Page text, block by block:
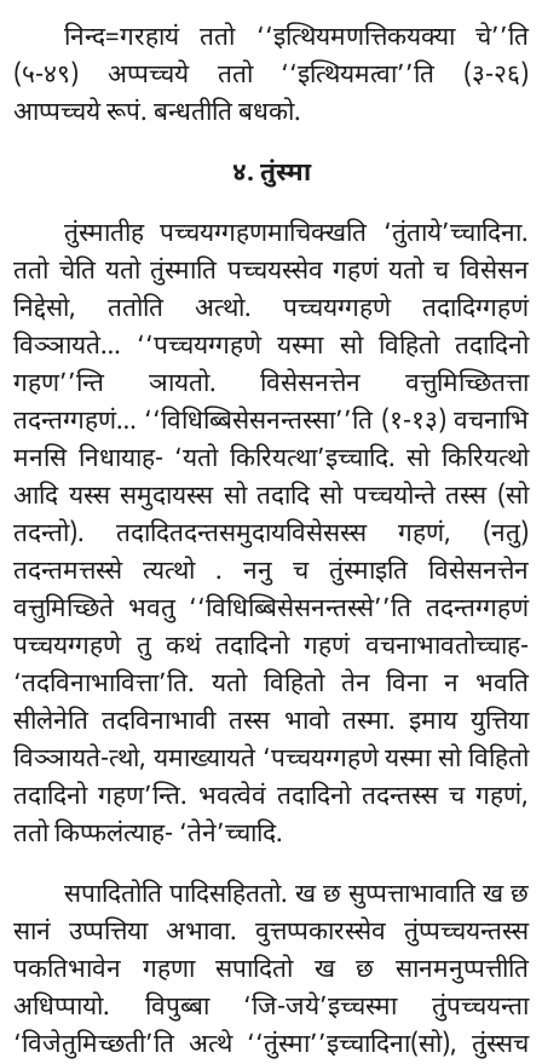
निन्द=गरहायं ततो ‘‘इत्थियमणत्तिकयक्या चे’’ति
(५-४९) अप्पच्चये ततो ‘‘इत्थियमत्वा’’ति (३-२६)
आप्पच्चये रूपं. बन्धतीति बधको.
४. तुंस्मा
तुंस्मातीह पच्चयग्गहणमाचिक्खति ‘तुंताये’च्चादिना.
ततो चेति यतो तुंस्माति पच्चयस्सेव गहणं यतो च विसेसन
निद्देसो, ततोति अत्थो. पच्चयग्गहणे तदादिग्गहणं
विञ्ञायते… ‘‘पच्चयग्गहणे यस्मा सो विहितो तदादिनो
गहण’’न्ति ञायतो. विसेसनत्तेन वत्तुमिच्छितत्ता
तदन्तग्गहणं… ‘‘विधिब्बिसेसनन्तस्सा’’ति (१-१३) वचनाभि
मनसि निधायाह- ‘यतो किरियत्था’इच्चादि. सो किरियत्थो
आदि यस्स समुदायस्स सो तदादि सो पच्चयोन्ते तस्स (सो
तदन्तो). तदादितदन्तसमुदायविसेसस्स गहणं, (नतु)
तदन्तमत्तस्से त्यत्थो . ननु च तुंस्माइति विसेसनत्तेन
वत्तुमिच्छिते भवतु ‘‘विधिब्बिसेसनन्तस्से’’ति तदन्तग्गहणं
पच्चयग्गहणे तु कथं तदादिनो गहणं वचनाभावतोच्चाह-
‘तदविनाभावित्ता’ति. यतो विहितो तेन विना न भवति
सीलेनेति तदविनाभावी तस्स भावो तस्मा. इमाय युत्तिया
विञ्ञायते-त्थो, यमाख्यायते ‘पच्चयग्गहणे यस्मा सो विहितो
तदादिनो गहण’न्ति. भवत्वेवं तदादिनो तदन्तस्स च गहणं,
ततो किप्फलंत्याह- ‘तेने’च्चादि.
सपादितोति पादिसहिततो. ख छ सुप्पत्ताभावाति ख छ
सानं उप्पत्तिया अभावा. वुत्तप्पकारस्सेव तुंप्पच्चयन्तस्स
पकतिभावेन गहणा सपादितो ख छ सानमनुप्पत्तीति
अधिप्पायो. विपुब्बा ‘जि-जये’इच्चस्मा तुंपच्चयन्ता
‘विजेतुमिच्छती’ति अत्थे ‘‘तुंस्मा’’इच्चादिना(सो), तुंस्सच